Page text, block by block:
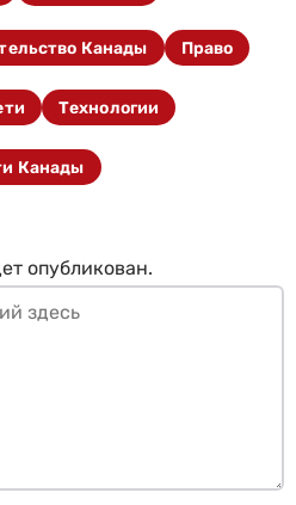
Канады Право
Технологии
Канады
опубликован.